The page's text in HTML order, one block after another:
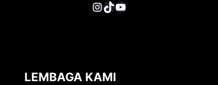
InstagramTikTok YouTube
LEMBAGA KAMI